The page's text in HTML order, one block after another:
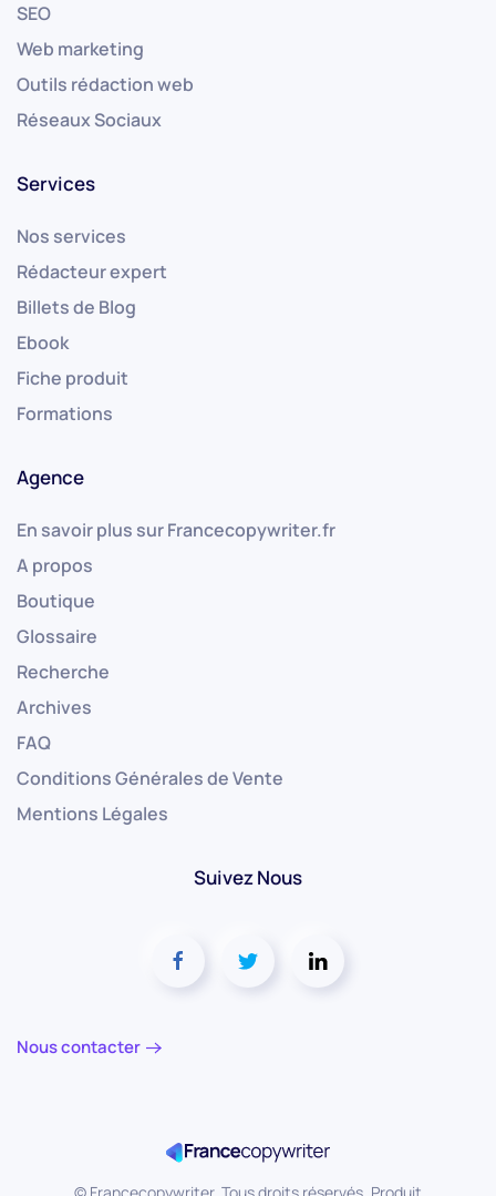
SEO
Web marketing
Outils rédaction web
Réseaux Sociaux
Services
Nos services
Rédacteur expert
Billets de Blog
Ebook
Fiche produit
Formations
Agence
En savoir plus sur Francecopywriter.fr
A propos
Boutique
Glossaire
Recherche
Archives
FAQ
Conditions Générales de Vente
Mentions Légales
Suivez Nous
Nous contacter